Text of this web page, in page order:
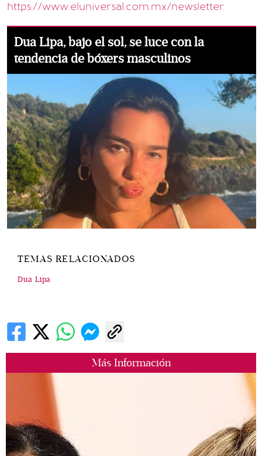
Más Información
https://www.eluniversal.com.mx/newsletter
Dua Lipa, bajo el sol, se luce con la
tendencia de bóxers masculinos
TEMAS RELACIONADOS
Dua Lipa